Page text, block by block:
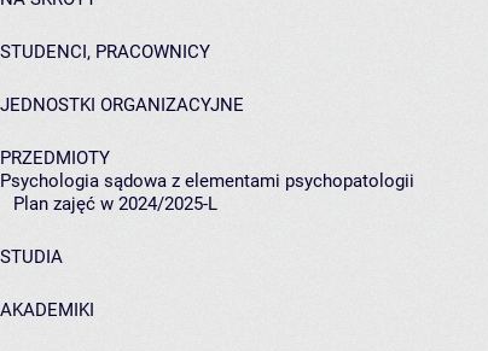
STUDENCI, PRACOWNICY
JEDNOSTKI ORGANIZACYJNE
PRZEDMIOTY
Psychologia sądowa z elementami psychopatologii
Plan zajęć w 2024/2025-L
STUDIA
AKADEMIKI